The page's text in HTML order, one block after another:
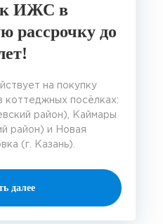
ИЖС в
рассрочку до
на покупку
коттеджных посёлках:
район), Каймары
район) и Новая
(г. Казань).
далее